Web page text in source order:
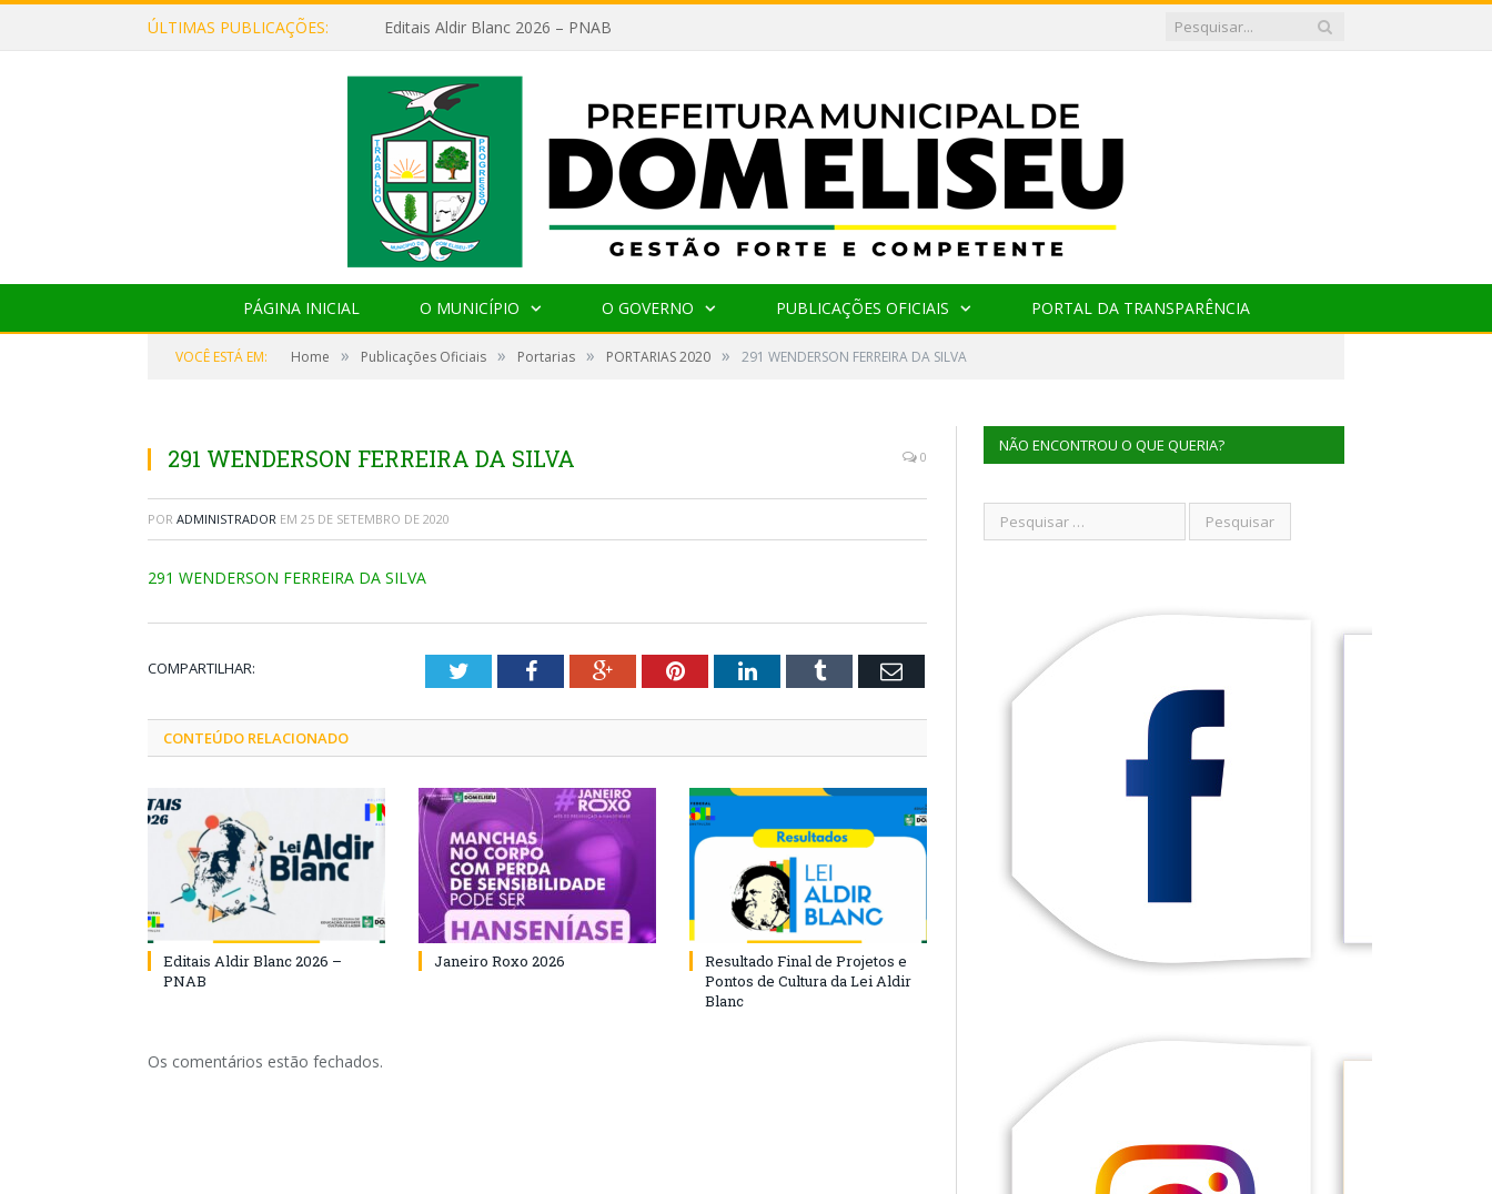
ÚLTIMAS PUBLICAÇÕES: Editais Aldir Blanc 2026 – PNAB
PÁGINA INICIAL O MUNICÍPIO O GOVERNO PUBLICAÇÕES OFICIAIS PORTAL DA TRANSPARÊNCIA
VOCÊ ESTÁ EM: Home » Publicações Oficiais » Portarias » PORTARIAS 2020 » 291 WENDERSON FERREIRA DA SILVA
291 WENDERSON FERREIRA DA SILVA 0
POR ADMINISTRADOR EM 25 DE SETEMBRO DE 2020
291 WENDERSON FERREIRA DA SILVA
COMPARTILHAR: TwitterFacebookGoogle+PinterestLinkedInTumblr Email
CONTEÚDO RELACIONADO
Editais Aldir Blanc 2026 –
PNAB
Janeiro Roxo 2026
Resultado Final de Projetos e
Pontos de Cultura da Lei Aldir
Blanc
Os comentários estão fechados.
NÃO ENCONTROU O QUE QUERIA?